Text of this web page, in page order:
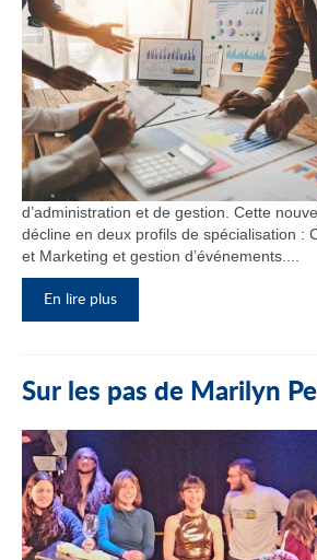
d’administration et de gestion. Cette
décline en deux profils de spécialisation :
et Marketing et gestion d’événements....
En lire plus
Sur les pas de Marilyn